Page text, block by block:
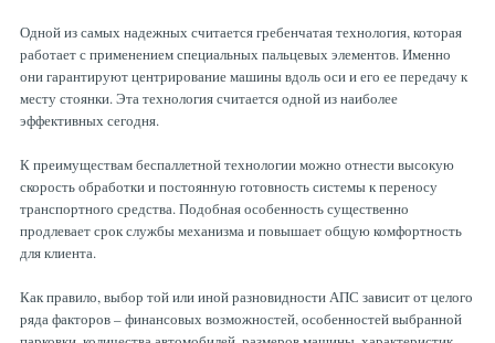
Одной из самых надежных считается гребенчатая технология, которая
работает с применением специальных пальцевых элементов. Именно
они гарантируют центрирование машины вдоль оси и его ее передачу к
месту стоянки. Эта технология считается одной из наиболее
эффективных сегодня.
К преимуществам беспаллетной технологии можно отнести высокую
скорость обработки и постоянную готовность системы к переносу
транспортного средства. Подобная особенность существенно
продлевает срок службы механизма и повышает общую комфортность
для клиента.
Как правило, выбор той или иной разновидности АПС зависит от целого
ряда факторов – финансовых возможностей, особенностей выбранной